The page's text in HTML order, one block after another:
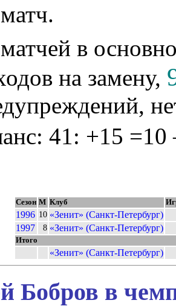
матч.
матчей в
на замену,
41: +15 =10
Сезон М Клуб
1996 10 «Зенит» (Санкт-Петербург)
1997
8 «Зенит» (Санкт-Петербург)
Итого
«Зенит» (Санкт-Петербург)
Бобров в